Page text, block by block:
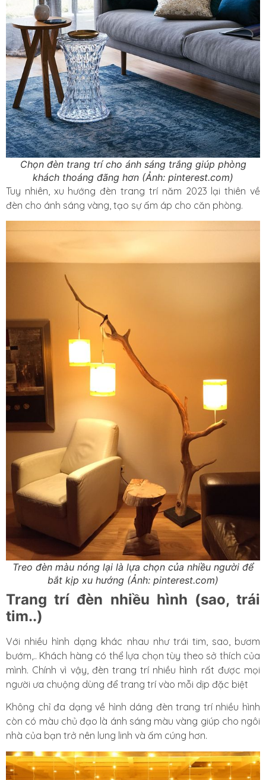
Chọn đèn trang trí cho ánh sáng trắng giúp phòng
khách thoáng đãng hơn (Ảnh: pinterest.com)
Tuy nhiên, xu hướng đèn trang trí năm 2023 lại thiên về
đèn cho ánh sáng vàng, tạo sự ấm áp cho căn phòng.
Treo đèn màu nóng lại là lựa chọn của nhiều người để
bắt kịp xu hướng (Ảnh: pinterest.com)
Trang trí đèn nhiều hình (sao, trái
tim..)
Với nhiều hình dạng khác nhau như trái tim, sao, bươm
bướm,.. Khách hàng có thể lựa chọn tùy theo sở thích của
mình. Chính vì vậy, đèn trang trí nhiều hình rất được mọi
người ưa chuộng dùng để trang trí vào mỗi dịp đặc biệt
Không chỉ đa dạng về hình dáng đèn trang trí nhiều hình
còn có màu chủ đạo là ánh sáng màu vàng giúp cho ngôi
nhà của bạn trở nên lung linh và ấm cúng hơn.